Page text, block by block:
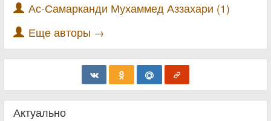
Ас-Самарканди Мухаммед Аззахари (1)
Еще авторы →
Актуально